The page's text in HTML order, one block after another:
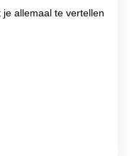
allemaal te vertellen